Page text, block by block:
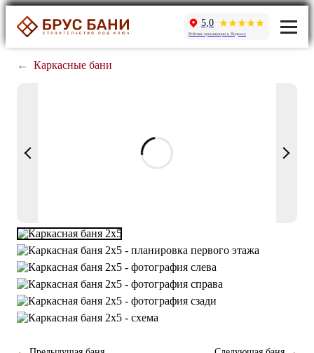
5,0
Рейтинг организации в Яндексе
← Каркасные бани